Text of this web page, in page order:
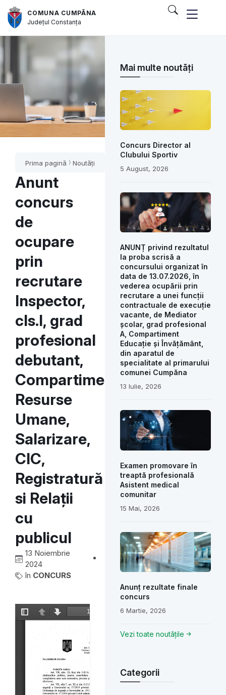
COMUNA CUMPĂNA
JudețulConstanța
Prima pagină Noutăți
Anunt
concurs
de
ocupare
prin
recrutare
Inspector,
cls.I, grad
profesional
debutant,
Compartiment
Resurse
Umane,
Salarizare,
CIC,
Registratură
si Relații
cu
publicul
13 Noiembrie
2024
în CONCURS
Mai multe noutăți
Concurs Director al
Clubului Sportiv
5 August, 2026
ANUNȚ privind rezultatul
la proba scrisă a
concursului organizat în
data de 13.07.2026, în
vederea ocupării prin
recrutare a unei funcții
contractuale de execuție
vacante, de Mediator
școlar, grad profesional
A, Compartiment
Educație și Învățământ,
din aparatul de
specialitate al primarului
comunei Cumpăna
13 Iulie, 2026
Examen promovare în
treaptă profesională
Asistent medical
comunitar
15 Mai, 2026
Anunț rezultate finale
concurs
6 Martie, 2026
Vezi toate noutățile
Categorii